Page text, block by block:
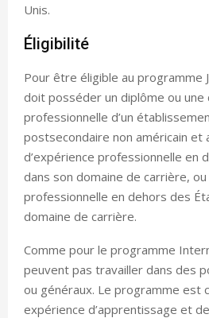
Unis.
Éligibilité
Pour être éligible au programme
doit posséder un diplôme ou une
professionnelle d’un
postsecondaire non américain et
d’expérience professionnelle en
dans son domaine de carrière, ou
professionnelle en dehors des
domaine de carrière.
Comme pour le programme
peuvent pas travailler dans des
ou généraux. Le programme est
expérience d’apprentissage et